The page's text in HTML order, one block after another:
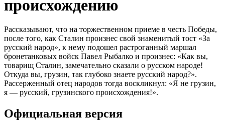
происхождению
Рассказывают, что на торжественном приеме в честь Победы,
после того, как Сталин произнес свой знаменитый тост «За
русский народ», к нему подошел растроганный маршал
бронетанковых войск Павел Рыбалко и произнес: «Как вы,
товарищ Сталин, замечательно сказали о русском народе!
Откуда вы, грузин, так глубоко знаете русский народ?».
Рассерженный отец народов тогда воскликнул: «Я не грузин,
я — русский, грузинского происхождения!».
Официальная версия